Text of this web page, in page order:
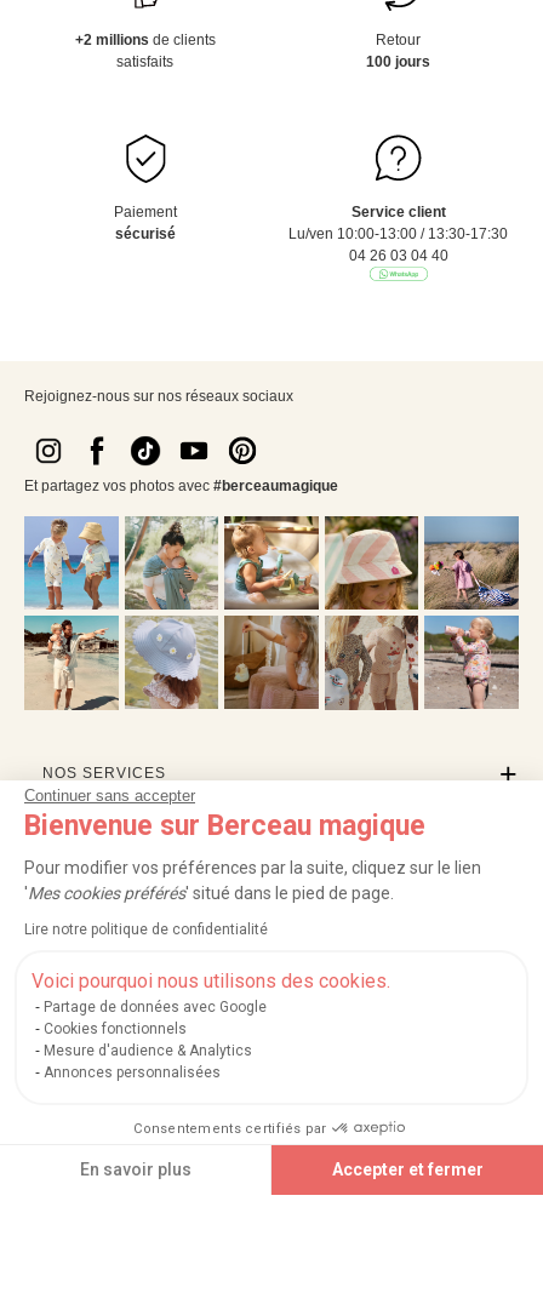
Continuer sans accepter
Bienvenue sur Berceau magique
Pour modifier vos préférences par la suite, cliquez sur le lien
'Mes cookies préférés' situé dans le pied de page.
Lire notre politique de confidentialité
Voici pourquoi nous utilisons des cookies.
Partage de données avec Google
Cookies fonctionnels
Mesure d'audience & Analytics
Annonces personnalisées
Consentements certifiés par
En savoir plus Accepter et fermer
+2 millions de clients
satisfaits
Retour
100 jours
Paiement
sécurisé
Service client
Lu/ven 10:00-13:00 / 13:30-17:30
04 26 03 04 40
Rejoignez-nous sur nos réseaux sociaux
Et partagez vos photos avec #berceaumagique
NOS SERVICES
INFORMATIONS
PROFESSIONNELS
LISTES CADEAUX
Retour 100 jours
Mentions légales et crédits|Conditions générales de ventes
Nos moyens de paiement sécurisés